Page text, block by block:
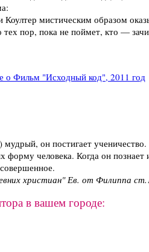
Коултер мистическим образом
тех пор, пока не поймет, кто —
о Фильм "Исходный код", 2011 год
мудрый, он постигает
человека. Когда он познает
христиан" Ев. от Филиппа
в вашем городе: